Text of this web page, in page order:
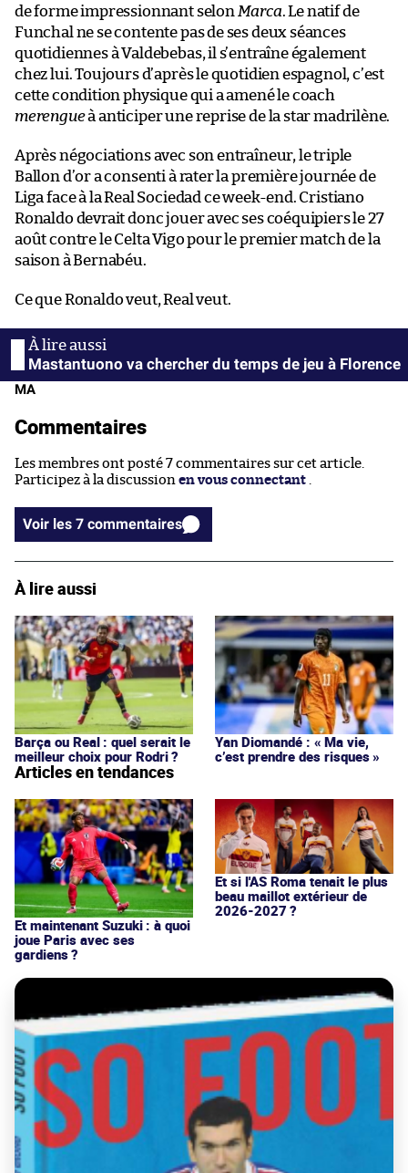
de forme impressionnant selon Marca. Le natif de
Funchal ne se contente pas de ses deux séances
quotidiennes à Valdebebas, il s’entraîne également
chez lui. Toujours d’après le quotidien espagnol, c’est
cette condition physique qui a amené le coach
merengueà anticiper une reprise de la star madrilène.
Après négociations avec son entraîneur, le triple
Ballon d’or a consenti à rater la première journée de
Liga face à la Real Sociedad ce week-end. Cristiano
Ronaldo devrait donc jouer avec ses coéquipiers le 27
août contre le Celta Vigo pour le premier match de la
saison à Bernabéu.
Ce que Ronaldo veut, Real veut.
Mastantuono va chercher du temps de jeu à Florence
MA
Commentaires
Les membres ont posté 7 commentaires sur cet article.
Participez à la discussion en vous connectant .
Voir les 7 commentaires
À lire aussi
Barça ou Real : quel serait le
meilleur choix pour Rodri ?
Yan Diomandé : « Ma vie,
c’est prendre des risques »
Articles en tendances
Et maintenant Suzuki : à quoi
joue Paris avec ses
gardiens ?
Et si l'AS Roma tenait le plus
beau maillot extérieur de
2026-2027 ?